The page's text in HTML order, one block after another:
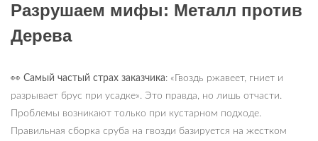
Разрушаем мифы: Металл против
Дерева
👀 Самый частый страх заказчика: «Гвоздь ржавеет, гниет и
разрывает брус при усадке». Это правда, но лишь отчасти.
Проблемы возникают только при кустарном подходе.
Правильная сборка сруба на гвозди базируется на жестком